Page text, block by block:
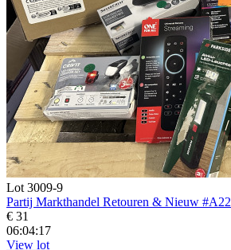
Lot 3009-9
Partij Markthandel Retouren & Nieuw #A22
€ 31
06:04:16
View lot